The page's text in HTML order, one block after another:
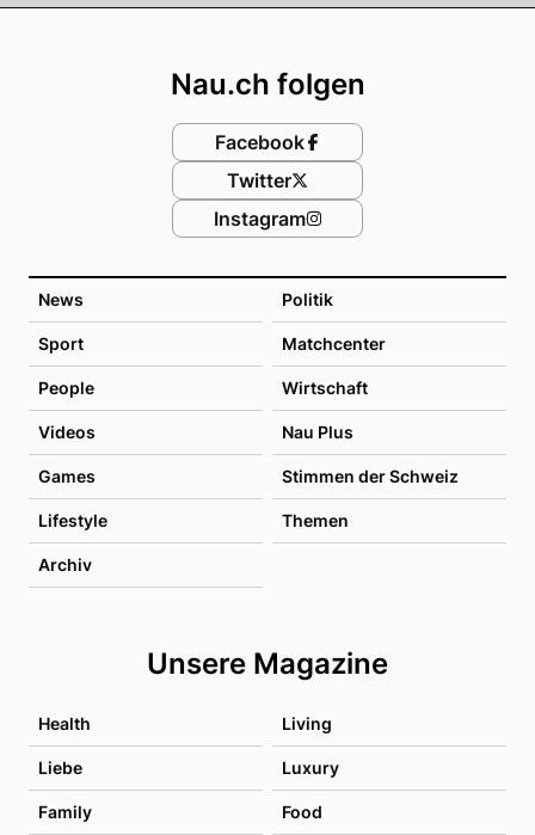
News Politik
Sport Matchcenter
People Wirtschaft
Videos Nau Plus
Games Stimmen der Schweiz
Lifestyle Themen
Archiv
Unsere Magazine
Health Living
Liebe Luxury
Family Food
Nau.ch folgen
Facebook
Twitter
Instagram